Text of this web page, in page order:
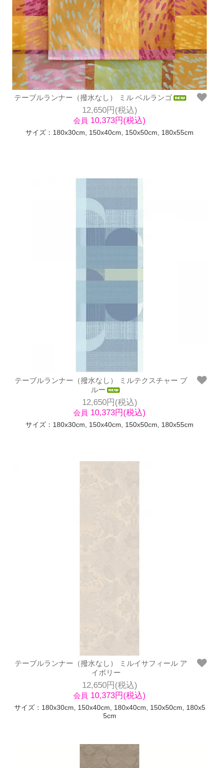
テーブルランナー（撥水なし） ミル ベルランゴ
12,650円(税込)
会員 10,373円(税込)
サイズ：180x30cm, 150x40cm, 150x50cm, 180x55cm
テーブルランナー（撥水なし） ミルテクスチャー ブ
ルー
12,650円(税込)
会員 10,373円(税込)
サイズ：180x30cm, 150x40cm, 150x50cm, 180x55cm
テーブルランナー（撥水なし） ミルイサフィール ア
イボリー
12,650円(税込)
会員 10,373円(税込)
サイズ：180x30cm, 150x40cm, 180x40cm, 150x50cm, 180x5
5cm